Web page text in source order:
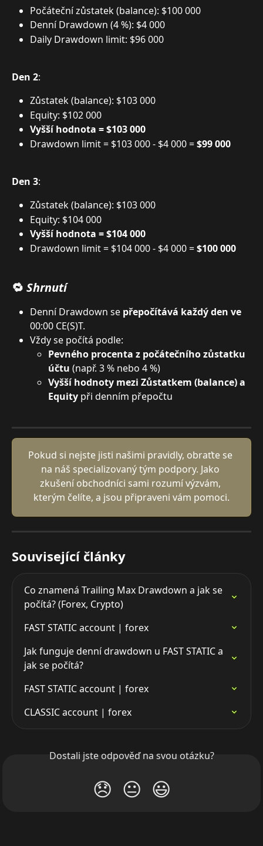
Počáteční zůstatek (balance): $100 000
Denní Drawdown (4 %): $4 000
Daily Drawdown limit: $96 000
Den 2:
Zůstatek (balance): $103 000
Equity: $102 000
Vyšší hodnota = $103 000
Drawdown limit = $103 000 - $4 000 = $99 000
Den 3:
Zůstatek (balance): $103 000
Equity: $104 000
Vyšší hodnota = $104 000
Drawdown limit = $104 000 - $4 000 = $100 000
🔁 Shrnutí
Denní Drawdown se přepočítává každý den ve
00:00 CE(S)T.
Vždy se počítá podle:
Pevného procenta z počátečního zůstatku
účtu (např. 3 % nebo 4 %)
Vyšší hodnoty mezi Zůstatkem (balance) a
Equity při denním přepočtu
Pokud si nejste jisti našimi pravidly, obraťte se
na náš specializovaný tým podpory. Jako
zkušení obchodníci sami rozumí výzvám,
kterým čelíte, a jsou připraveni vám pomoci.
Související články
Co znamená Trailing Max Drawdown a jak se
počítá? (Forex, Crypto)
FAST STATIC account | forex
Jak funguje denní drawdown u FAST STATIC a
jak se počítá?
FAST STATIC account | forex
CLASSIC account | forex
Dostali jste odpověď na svou otázku?
😞 😐 😃